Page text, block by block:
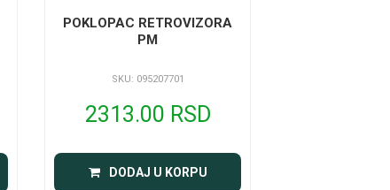
POKLOPAC RETROVIZORA
PM
SKU: 095207701
2313.00 RSD
DODAJ U KORPU